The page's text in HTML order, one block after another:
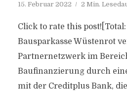
15. Februar 2022 2 Min.
Click to rate this
Bausparkasse Wüstenrot
Partnernetzwerk im
Baufinanzierung durch
mit der Creditplus Bank,